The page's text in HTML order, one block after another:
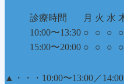
診療時間 月 火 水
10:00〜13:30 ○ ○ ○ ○
15:00〜20:00 ○ ○ ○ ○
▲ ・・・10:00〜13:00／